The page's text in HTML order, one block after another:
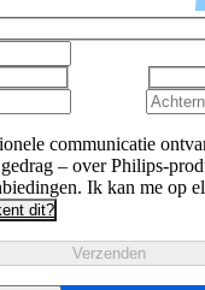
communicatie
– over Philips-
Ik kan me op
dit?
Verzenden